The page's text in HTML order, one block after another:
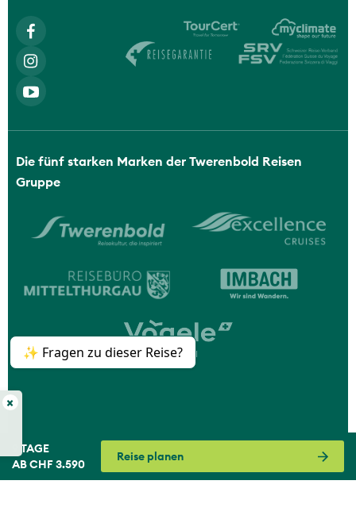
✨ Fragen zu dieser Reise?
×
9 TAGE
AB CHF 3.590
Reise planen
Die fünf starken Marken der Twerenbold Reisen
Gruppe
© 2026 Vögele Reisen